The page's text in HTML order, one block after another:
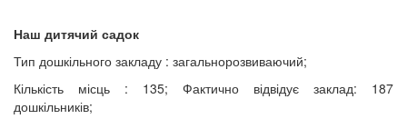
Наш дитячий садок
Тип дошкільного закладу : загальнорозвиваючий;
Кількість місць : 135; Фактично відвідує заклад: 187
дошкільників;